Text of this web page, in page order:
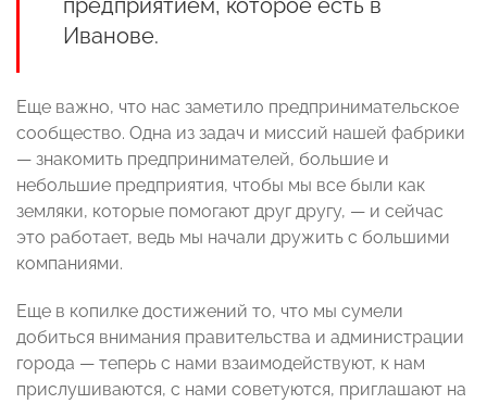
предприятием, которое есть в
Иванове.
Еще важно, что нас заметило предпринимательское
сообщество. Одна из задач и миссий нашей фабрики
— знакомить предпринимателей, большие и
небольшие предприятия, чтобы мы все были как
земляки, которые помогают друг другу, — и сейчас
это работает, ведь мы начали дружить с большими
компаниями.
Еще в копилке достижений то, что мы сумели
добиться внимания правительства и администрации
города — теперь с нами взаимодействуют, к нам
прислушиваются, с нами советуются, приглашают на